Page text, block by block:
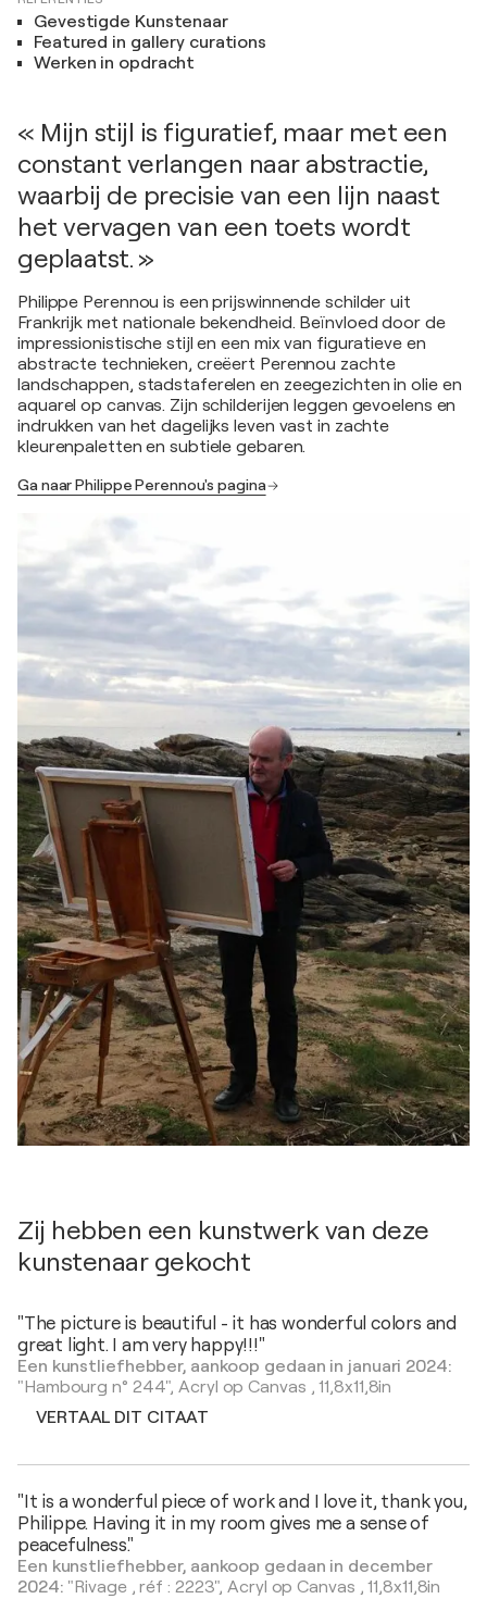
Gevestigde Kunstenaar
Featured in gallery curations
Werken in opdracht
« Mijn stijl is figuratief, maar met een
constant verlangen naar abstractie,
waarbij de precisie van een lijn naast
het vervagen van een toets wordt
geplaatst. »
Philippe Perennou is een prijswinnende schilder uit
Frankrijk met nationale bekendheid. Beïnvloed door de
impressionistische stijl en een mix van figuratieve en
abstracte technieken, creëert Perennou zachte
landschappen, stadstaferelen en zeegezichten in olie en
aquarel op canvas. Zijn schilderijen leggen gevoelens en
indrukken van het dagelijks leven vast in zachte
kleurenpaletten en subtiele gebaren.
Ga naar Philippe Perennou's pagina
Zij hebben een kunstwerk van deze
kunstenaar gekocht
"The picture is beautiful - it has wonderful colors and
great light. I am very happy!!!"
Een kunstliefhebber, aankoop gedaan in januari 2024:
"Hambourg n° 244",Acryl op Canvas ,11,8x11,8in
VERTAAL DIT CITAAT
"It is a wonderful piece of work and I love it, thank you,
Philippe. Having it in my room gives me a sense of
peacefulness."
Een kunstliefhebber, aankoop gedaan in december
2024: "Rivage , réf : 2223",Acryl op Canvas ,11,8x11,8in